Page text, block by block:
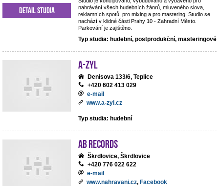
nahrávání všech hudebních žánrů, mluveného slova,
reklamních spotů, pro mixing a pro mastering. Studio se
nachází v klidné části Prahy 10 - Zahradní Město.
Parkování je zajištěno.
Typ studia: hudební, postprodukční, masteringové
Detail studia
A-ZYL
Denisova 133/6, Teplice
+420 602 413 029
e-mail
www.a-zyl.cz
Typ studia: hudební
AB records
Škrdlovice, Škrdlovice
+420 776 022 622
e-mail
www.nahravani.cz, Facebook